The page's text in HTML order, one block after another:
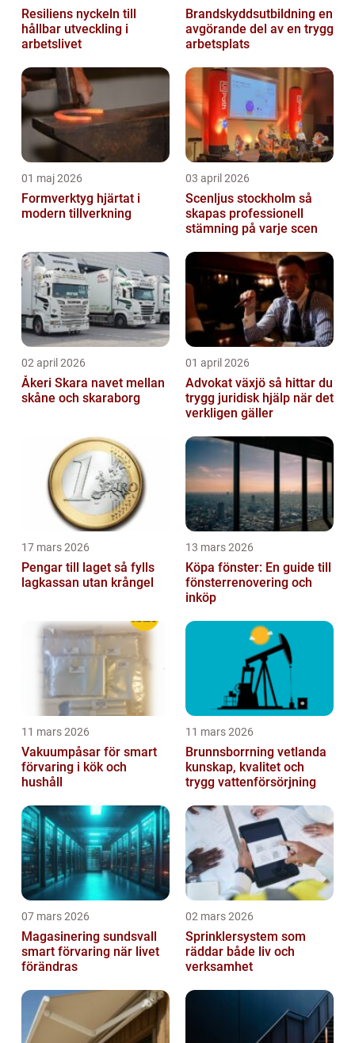
Resiliens nyckeln till
hållbar utveckling i
arbetslivet
Brandskyddsutbildning en
avgörande del av en trygg
arbetsplats
01 maj 2026
Formverktyg hjärtat i
modern tillverkning
03 april 2026
Scenljus stockholm så
skapas professionell
stämning på varje scen
02 april 2026
Åkeri Skara navet mellan
skåne och skaraborg
01 april 2026
Advokat växjö så hittar du
trygg juridisk hjälp när det
verkligen gäller
17 mars 2026
Pengar till laget så fylls
lagkassan utan krångel
13 mars 2026
Köpa fönster: En guide till
fönsterrenovering och
inköp
11 mars 2026
Vakuumpåsar för smart
förvaring i kök och
hushåll
11 mars 2026
Brunnsborrning vetlanda
kunskap, kvalitet och
trygg vattenförsörjning
07 mars 2026
Magasinering sundsvall
smart förvaring när livet
förändras
02 mars 2026
Sprinklersystem som
räddar både liv och
verksamhet